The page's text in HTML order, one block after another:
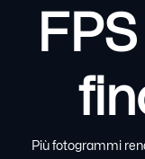
Più fotogrammi